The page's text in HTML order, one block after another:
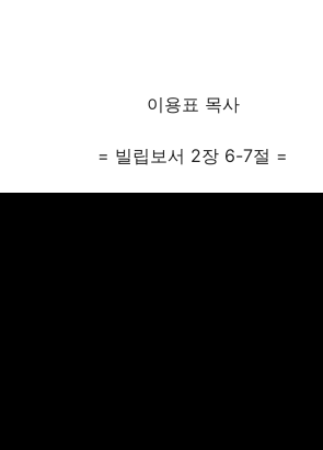
이용표 목사
= 빌립보서 2장 6-7절 =